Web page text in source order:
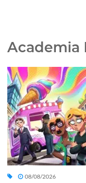
Academia
08/08/2026